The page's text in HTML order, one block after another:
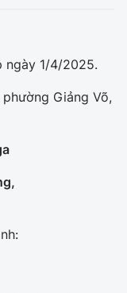
ngày 1/4/2025.
Giảng Võ,